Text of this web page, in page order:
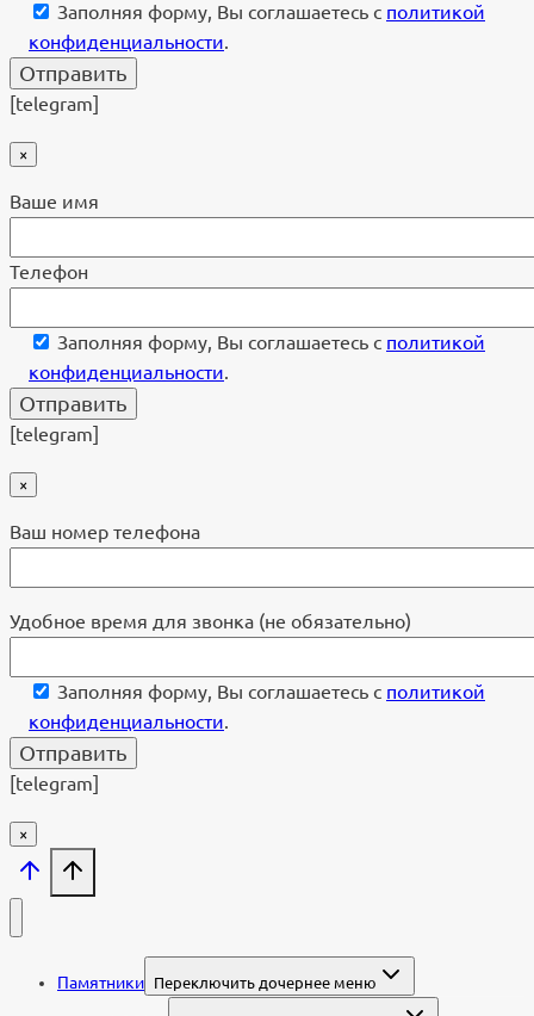
Заполняя форму, Вы соглашаетесь с политикой
конфиденциальности.
[telegram]
×
Ваше имя
Телефон
Заполняя форму, Вы соглашаетесь с политикой
конфиденциальности.
[telegram]
×
Ваш номер телефона
Удобное время для звонка (не обязательно)
Заполняя форму, Вы соглашаетесь с политикой
конфиденциальности.
[telegram]
×
Памятники Переключить дочернее меню